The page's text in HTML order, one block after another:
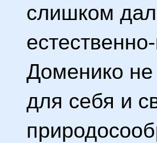
слишком
Доменико
для себя и